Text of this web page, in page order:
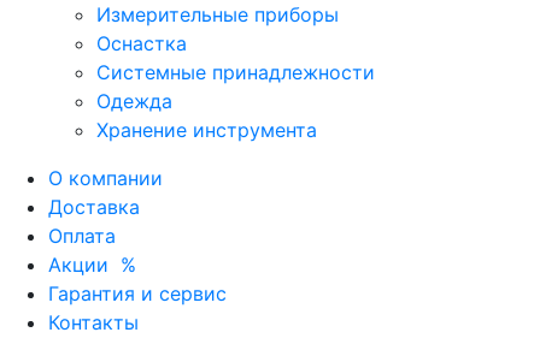
Измерительные приборы
Оснастка
Системные принадлежности
Одежда
Хранение инструмента
О компании
Доставка
Оплата
Акции %
Гарантия и сервис
Контакты